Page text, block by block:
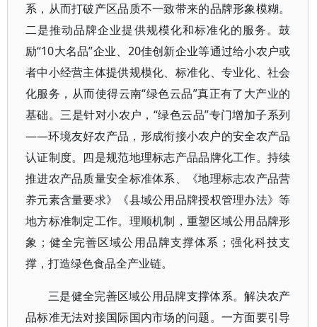
系，从而打破产区品质不一致带来的品牌形象模糊。
二是推动品牌企业提供规模化和标准化的服务。鼓
励“10大名品”企业、20佳创新企业等通过给小农户或
者中小经营主体提供规模化、标准化、专业化、社会
化服务，从而使得云南“绿色云品”真正有了大产业的
基础。三是针对小农户，“绿色云品”专门增加子系列
——环境友好农产品，形成衔接小农户的安全农产品
认证制度。四是规范地理标志产品品牌化工作。持续
推进农产品质量安全标准体系、《地理标志农产品营
养元素含量要求》《县域公用品牌授权管理办法》等
地方标准制定工作。理顺机制，重塑区域公用品牌形
象；健全完善区域公用品牌支撑体系；强化科技支
撑，打造绿色食品全产业链。
三是健全完善区域公用品牌支撑体系。解决农产
品标准无法对接国际国内市场的问题。一方面要引导